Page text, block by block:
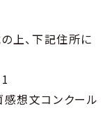
上、下記住所に
想文コンクール